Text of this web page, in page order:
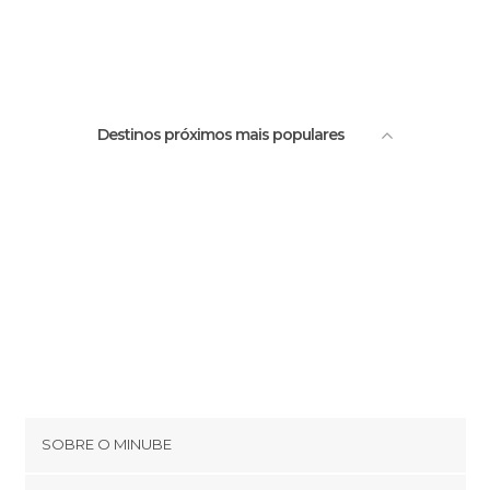
Destinos próximos mais populares
SOBRE O MINUBE